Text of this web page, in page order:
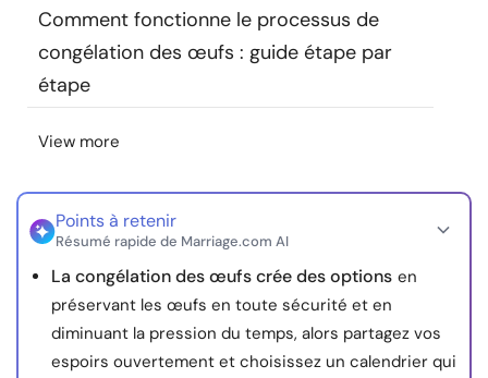
Langue
À propos de nous Contact Écrivez pour nous
Publicité avec
nous
Comment fonctionne le processus de
congélation des œufs : guide étape par
étape
View more
Points à retenir
Résumé rapide de Marriage.com AI
La congélation des œufs crée des options en
préservant les œufs en toute sécurité et en
diminuant la pression du temps, alors partagez vos
espoirs ouvertement et choisissez un calendrier qui